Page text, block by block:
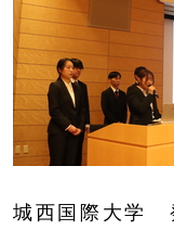
城西国際大学